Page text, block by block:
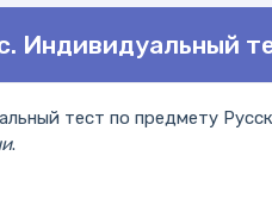
Индивидуальный
тест по предмету
.